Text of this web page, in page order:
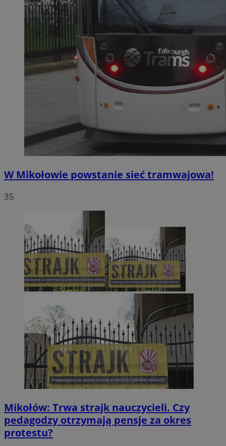
W Mikołowie powstanie sieć tramwajowa!
35
Mikołów: Trwa strajk nauczycieli. Czy
pedagodzy otrzymają pensje za okres
protestu?